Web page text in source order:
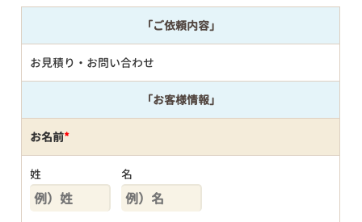
「ご依頼内容」
お見積り・お問い合わせ
「お客様情報」
お名前*
姓 名